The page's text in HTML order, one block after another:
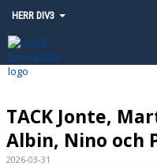
HERR DIV3
HEM
NYHETER
KALENDER
TACK Jonte,
Albin, Nino och
2026-03-31